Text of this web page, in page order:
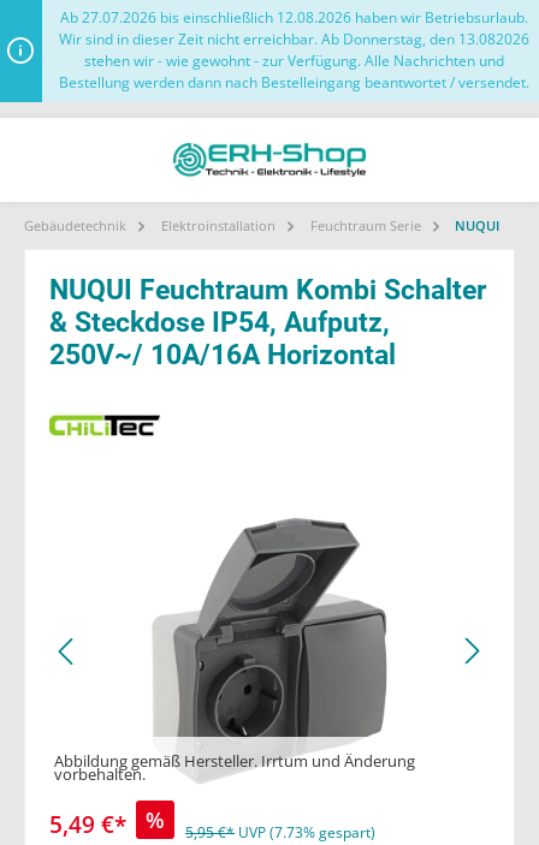
Ab 27.07.2026 bis einschließlich 12.08.2026 haben wir Betriebsurlaub.
Wir sind in dieser Zeit nicht erreichbar. Ab Donnerstag, den 13.082026
stehen wir - wie gewohnt - zur Verfügung. Alle Nachrichten und
Bestellung werden dann nach Bestelleingang beantwortet / versendet.
Gebäudetechnik Elektroinstallation Feuchtraum Serie NUQUI
NUQUI Feuchtraum Kombi Schalter
& Steckdose IP54, Aufputz,
250V~/ 10A/16A Horizontal
Abbildung gemäß Hersteller. Irrtum und Änderung
vorbehalten.
5,49 €* % 5,95 €* UVP (7.73% gespart)